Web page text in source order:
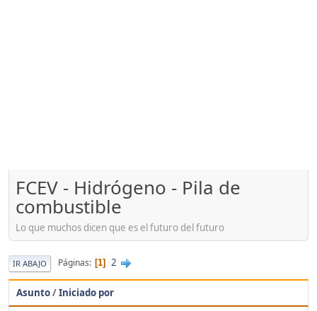
FCEV - Hidrógeno - Pila de
combustible
Lo que muchos dicen que es el futuro del futuro
IR ABAJO Páginas 1 2
Asunto/Iniciado por